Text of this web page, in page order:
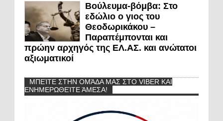
Βούλευμα-βόμβα: Στο
εδώλιο ο γιος του
Θεοδωρικάκου –
Παραπέμπονται και
πρώην αρχηγός της ΕΛ.ΑΣ. και ανώτατοι
αξιωματικοί
ΜΠΕΊΤΕ ΣΤΗΝ ΟΜΆΔΑ ΜΑΣ ΣΤΟ VIBER ΚΑΙ
ΕΝΗΜΕΡΩΘΕΊΤΕ ΆΜΕΣΑ!